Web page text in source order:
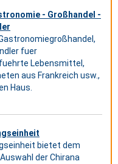
- Großhandel -
fuer
Lebensmittel,
aus Frankreich usw.,
Haus.
bietet dem
der Chirana